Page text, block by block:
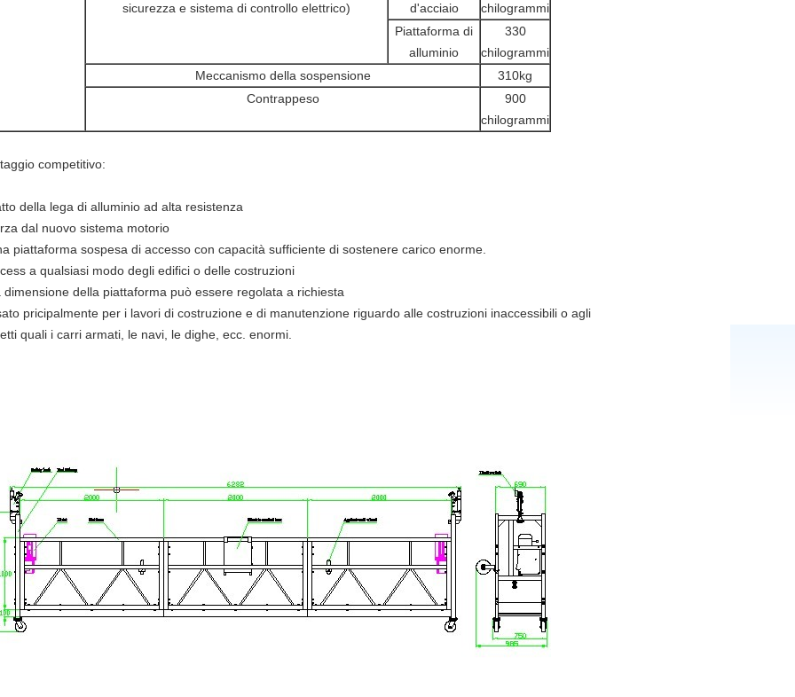
sicurezza e sistema di controllo elettrico)
d'acciaio
chilogrammi
Piattaforma di
alluminio
330
chilogrammi
Meccanismo della sospensione
310kg
Contrappeso
900
chilogrammi
competitivo:
della lega di alluminio ad alta resistenza
dal nuovo sistema motorio
piattaforma sospesa di accesso con capacità sufficiente di sostenere carico enorme.
a qualsiasi modo degli edifici o delle costruzioni
dimensione della piattaforma può essere regolata a richiesta
pricipalmente per i lavori di costruzione e di manutenzione riguardo alle costruzioni inaccessibili o agli
quali i carri armati, le navi, le dighe, ecc. enormi.